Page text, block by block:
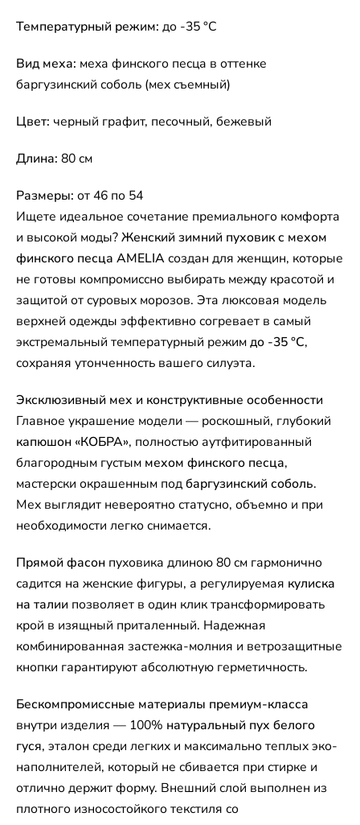
Температурный режим: до -35 °C
Вид меха: меха финского песца в оттенке
баргузинский соболь (мех съемный)
Цвет: черный графит, песочный, бежевый
Длина: 80 см
Размеры: от 46 по 54
Ищете идеальное сочетание премиального комфорта
и высокой моды?Женский зимний пуховик с мехом
финского песца AMELIAсоздан для женщин, которые
не готовы компромиссно выбирать между красотой и
защитой от суровых морозов. Эта люксовая модель
верхней одежды эффективно согревает в самый
экстремальный температурный режимдо -35 °C,
сохраняя утонченность вашего силуэта.
Эксклюзивный мех и конструктивные особенности
Главное украшение модели — роскошный, глубокий
капюшон «КОБРА», полностью аутфитированный
благородным густым мехом финского песца,
мастерски окрашенным подбаргузинский соболь.
Мех выглядит невероятно статусно, объемно и при
необходимости легко снимается.
Прямой фасон пуховика длиною 80 см гармонично
садится на женские фигуры, а регулируемая кулиска
на талии позволяет в один клик трансформировать
крой в изящный приталенный. Надежная
комбинированная застежка-молния и ветрозащитные
кнопки гарантируют абсолютную герметичность.
Бескомпромиссные материалы премиум-класса
внутри изделия — 100% натуральный пух белого
гуся, эталон среди легких и максимально теплых эко-
наполнителей, который не сбивается при стирке и
отлично держит форму. Внешний слой выполнен из
плотного износостойкого текстиля со